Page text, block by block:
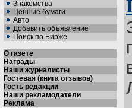
Знакомства
Ценные бумаги
Авто
Добавить объявление
Поиск по Бирже
О газете
Награды
Наши журналисты
Гостевая (книга отзывов)
Гость редакции
Наши рекламодатели
Реклама